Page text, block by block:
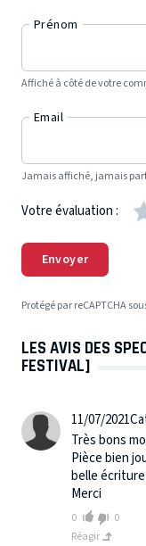
Prénom
Affiché à côté de votre
Email
Jamais affiché, jamais
Votre évaluation :
Envoyer
Protégé par reCAPTCHA
LES AVIS DES
FESTIVAL]
11/07/2021
Très bons
Pièce bien
belle
Merci
0
0
Réagir